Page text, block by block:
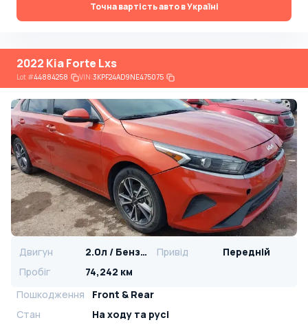
Точна вартість авто в Україні
2022 Kia Forte Lxs
Lot#44884258 VIN:3KPF24AD9NE475075
Двигун 2.0л / Бензин Привід
Передній
Пробіг
74,242 км
Пошкодження
Front & Rear
Стан
На ​​ходу та русі